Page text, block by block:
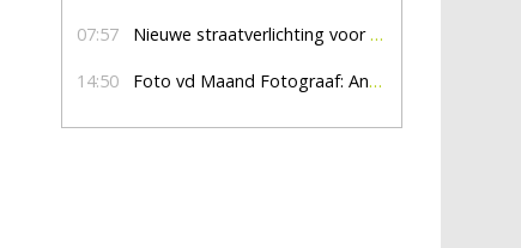
07:57 Nieuwe straatverlichting voor De Veldmaat en De Pas
14:50 Foto vd Maand Fotograaf: Anna Jalving